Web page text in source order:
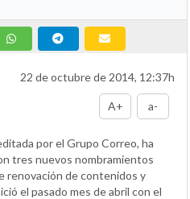
22 de octubre de 2014, 12:37h
A+ a-
por el Grupo Correo, ha
tres nuevos nombramientos
renovación de contenidos y
el pasado mes de abril con el